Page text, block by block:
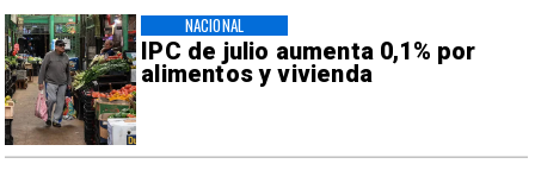
IPC de julio aumenta 0,1% por
alimentos y vivienda
NACIONAL